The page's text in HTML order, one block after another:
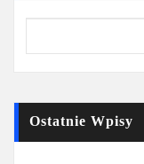
Ostatnie Wpisy